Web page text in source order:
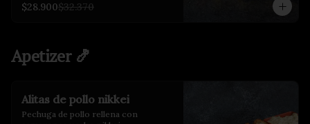
$28.900$32.370
Apetizer 🍤
Alitas de pollo nikkei
Pechuga de pollo rellena con